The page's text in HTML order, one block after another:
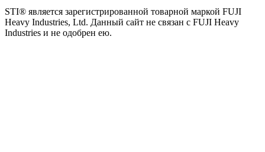
STI® является зарегистрированной товарной маркой FUJI
Heavy Industries, Ltd. Данный сайт не связан с FUJI Heavy
Industries и не одобрен ею.